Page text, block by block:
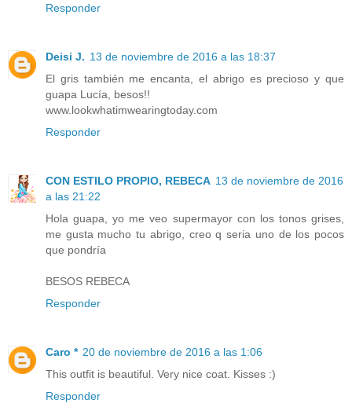
Responder
Deisi J. 13 de noviembre de 2016 a las 18:37
El gris también me encanta, el abrigo es precioso y que
guapa Lucía, besos!!
www.lookwhatimwearingtoday.com
Responder
CON ESTILO PROPIO, REBECA 13 de noviembre de 2016
a las 21:22
Hola guapa, yo me veo supermayor con los tonos grises,
me gusta mucho tu abrigo, creo q seria uno de los pocos
que pondría
BESOS REBECA
Responder
Caro * 20 de noviembre de 2016 a las 1:06
This outfit is beautiful. Very nice coat. Kisses :)
Responder